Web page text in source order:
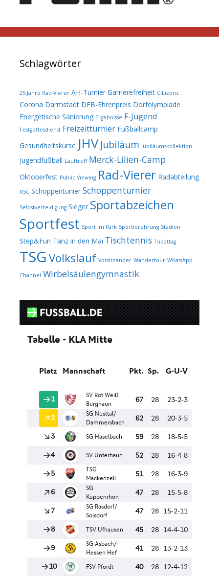
Schlagwörter
25 Jahre Rad-Vierer AH-Turnier Barrierefreiheit C-Lizenz
Corona Darmstadt DFB-Ehrenpreis Dorfolympiade
Energetische Sanierung Ergebnisse F-Jugend
Festgottesdienst Freizeitturnier Fußballcamp
Gesundheitskurse JHV Jubiläum Jubiläumskollektion
Jugendfußball Lauftreff Merck-Lilien-Camp
Oktoberfest Public Viewing Rad-Vierer Radabteilung
RSC Schoppentunier Schoppenturnier
Selbstverteidigung Sieger Sportabzeichen
Sportfest Sport im Park Sportlerehrung Stadion
Step&Fun Tanz in den Mai Tischtennis Trikottag
TSG Volkslauf Vorsitzender Wandertour WhatsApp
Channel Wirbelsäulengymnastik